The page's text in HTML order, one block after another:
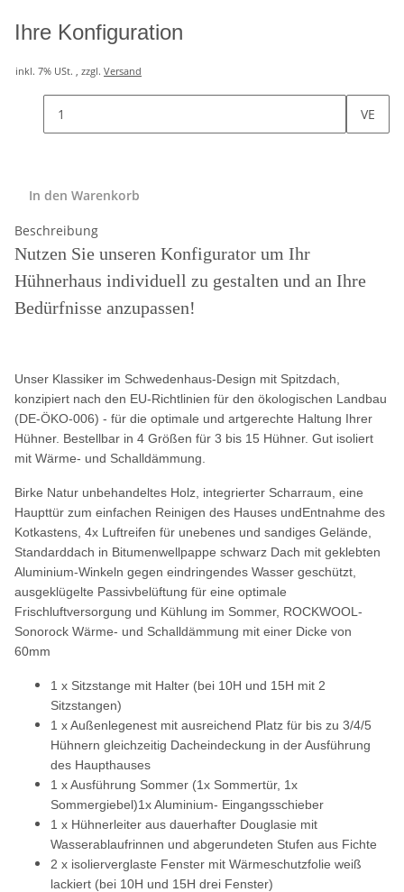
Ihre Konfiguration
inkl. 7% USt. , zzgl. Versand
VE
In den Warenkorb
Beschreibung
Nutzen Sie unseren Konfigurator um Ihr
Hühnerhaus individuell zu gestalten und an Ihre
Bedürfnisse anzupassen!
Unser Klassiker im Schwedenhaus-Design mit Spitzdach,
konzipiert nach den EU-Richtlinien für den ökologischen Landbau
(DE-ÖKO-006) - für die optimale und artgerechte Haltung Ihrer
Hühner. Bestellbar in 4 Größen für 3 bis 15 Hühner. Gut isoliert
mit Wärme- und Schalldämmung.
Birke Natur unbehandeltes Holz, integrierter Scharraum, eine
Haupttür zum einfachen Reinigen des Hauses undEntnahme des
Kotkastens, 4x Luftreifen für unebenes und sandiges Gelände,
Standarddach in Bitumenwellpappe schwarz Dach mit geklebten
Aluminium-Winkeln gegen eindringendes Wasser geschützt,
ausgeklügelte Passivbelüftung für eine optimale
Frischluftversorgung und Kühlung im Sommer, ROCKWOOL-
Sonorock Wärme- und Schalldämmung mit einer Dicke von
60mm
1 x Sitzstange mit Halter (bei 10H und 15H mit 2
Sitzstangen)
1 x Außenlegenest mit ausreichend Platz für bis zu 3/4/5
Hühnern gleichzeitig Dacheindeckung in der Ausführung
des Haupthauses
1 x Ausführung Sommer (1x Sommertür, 1x
Sommergiebel)1x Aluminium- Eingangsschieber
1 x Hühnerleiter aus dauerhafter Douglasie mit
Wasserablaufrinnen und abgerundeten Stufen aus Fichte
2 x isolierverglaste Fenster mit Wärmeschutzfolie weiß
lackiert (bei 10H und 15H drei Fenster)